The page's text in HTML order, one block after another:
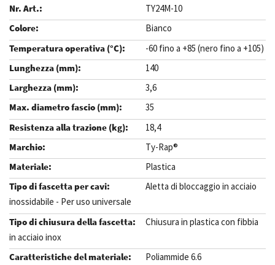
TY24M-10
Bianco
-60 fino a +85 (nero fino a +105)
140
3,6
35
18,4
Ty-Rap®
Plastica
Aletta di bloccaggio in acciaio
inossidabile - Per uso universale
Chiusura in plastica con fibbia
in acciaio inox
Poliammide 6.6